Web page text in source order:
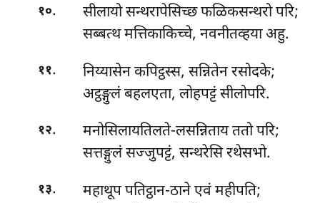
१०.
सीलायो सन्थरापेसिच्छ फळिकसन्थरो परि;
सब्बत्थ मत्तिकाकिच्चे, नवनीतव्हया अहु.
११.
निय्यासेन कपिट्ठस्स, सन्नितेन रसोदके;
अट्ठङ्गुलं बहलएता, लोहपट्टं सीलोपरि.
१२.
मनोसिलायतिलते-लसन्निताय ततो परि;
सत्तङ्गुलं सज्जुपट्टं, सन्थरेसि रथेसभो.
१३.
महाथूप पतिट्ठान-ठाने एवं महीपति;